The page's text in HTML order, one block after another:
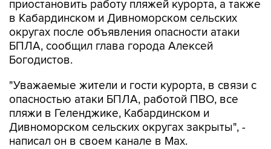
приостановить работу пляжей курорта, а также
в Кабардинском и Дивноморском сельских
округах после объявления опасности атаки
БПЛА, сообщил глава города Алексей
Богодистов.
"Уважаемые жители и гости курорта, в связи с
опасностью атаки БПЛА, работой ПВО, все
пляжи в Геленджике, Кабардинском и
Дивноморском сельских округах закрыты", -
написал он в своем канале в Max.